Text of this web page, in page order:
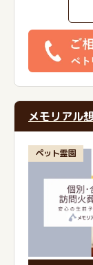
メモリアル
ペット霊園